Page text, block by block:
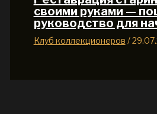
своими руками —
руководство для
Клуб коллекционеров /